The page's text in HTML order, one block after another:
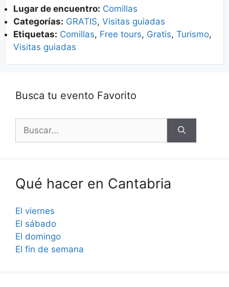
Lugar de encuentro: Comillas
Categorías: GRATIS, Visitas guiadas
Etiquetas: Comillas, Free tours, Gratis, Turismo,
Visitas guiadas
Busca tu evento Favorito
Qué hacer en Cantabria
El viernes
El sábado
El domingo
El fin de semana